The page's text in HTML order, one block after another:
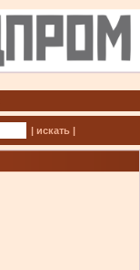
| искать |